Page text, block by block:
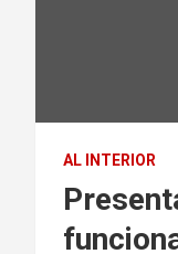
AL INTERIOR